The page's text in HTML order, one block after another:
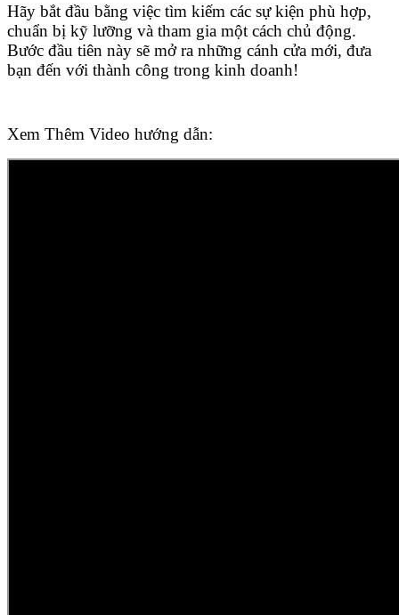
Hãy bắt đầu bằng việc tìm kiếm các sự kiện phù hợp,
chuẩn bị kỹ lưỡng và tham gia một cách chủ động.
Bước đầu tiên này sẽ mở ra những cánh cửa mới, đưa
bạn đến với thành công trong kinh doanh!
Xem Thêm Video hướng dẫn: